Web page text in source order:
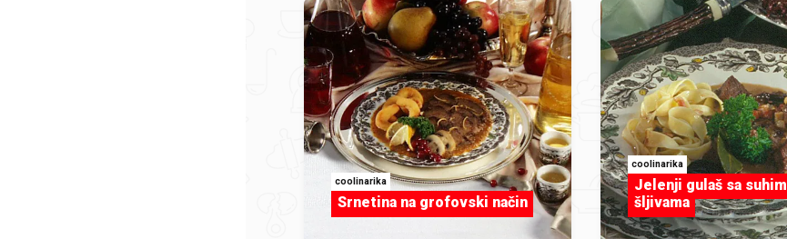
coolinarika
Srnetina na grofovski način
coolinarika
Jelenji gulaš sa suhim
šljivama